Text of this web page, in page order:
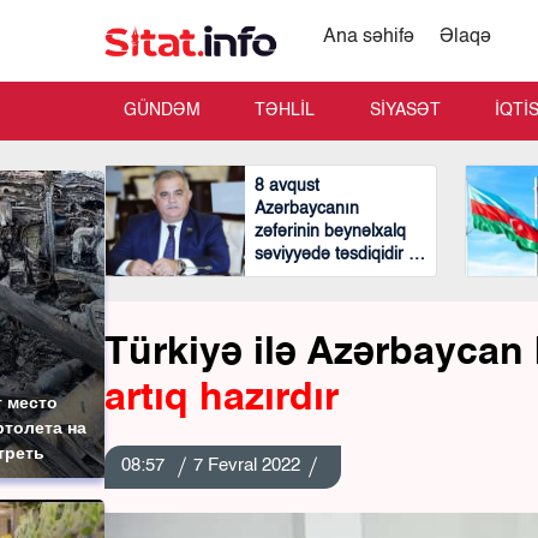
место
на
Ana səhifə Əlaqə
GÜNDƏM TƏHLİL SİYASƏT
8 avqust
Azərbaycanın
zəfərinin beynəlxalq
səviyyədə təsdiqidir -
Arzu Nağıyev
Türkiyə ilə Azərbaycan
artıq hazırdır
08:57 7 Fevral 2022